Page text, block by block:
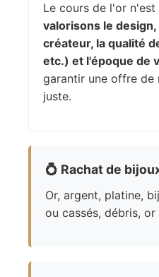
Le cours de l'or n'est
valorisons le
créateur, la qualité
etc.) et l'époque de
garantir une offre de
juste.
💍 Rachat de
Or, argent, platine,
ou cassés, débris, or